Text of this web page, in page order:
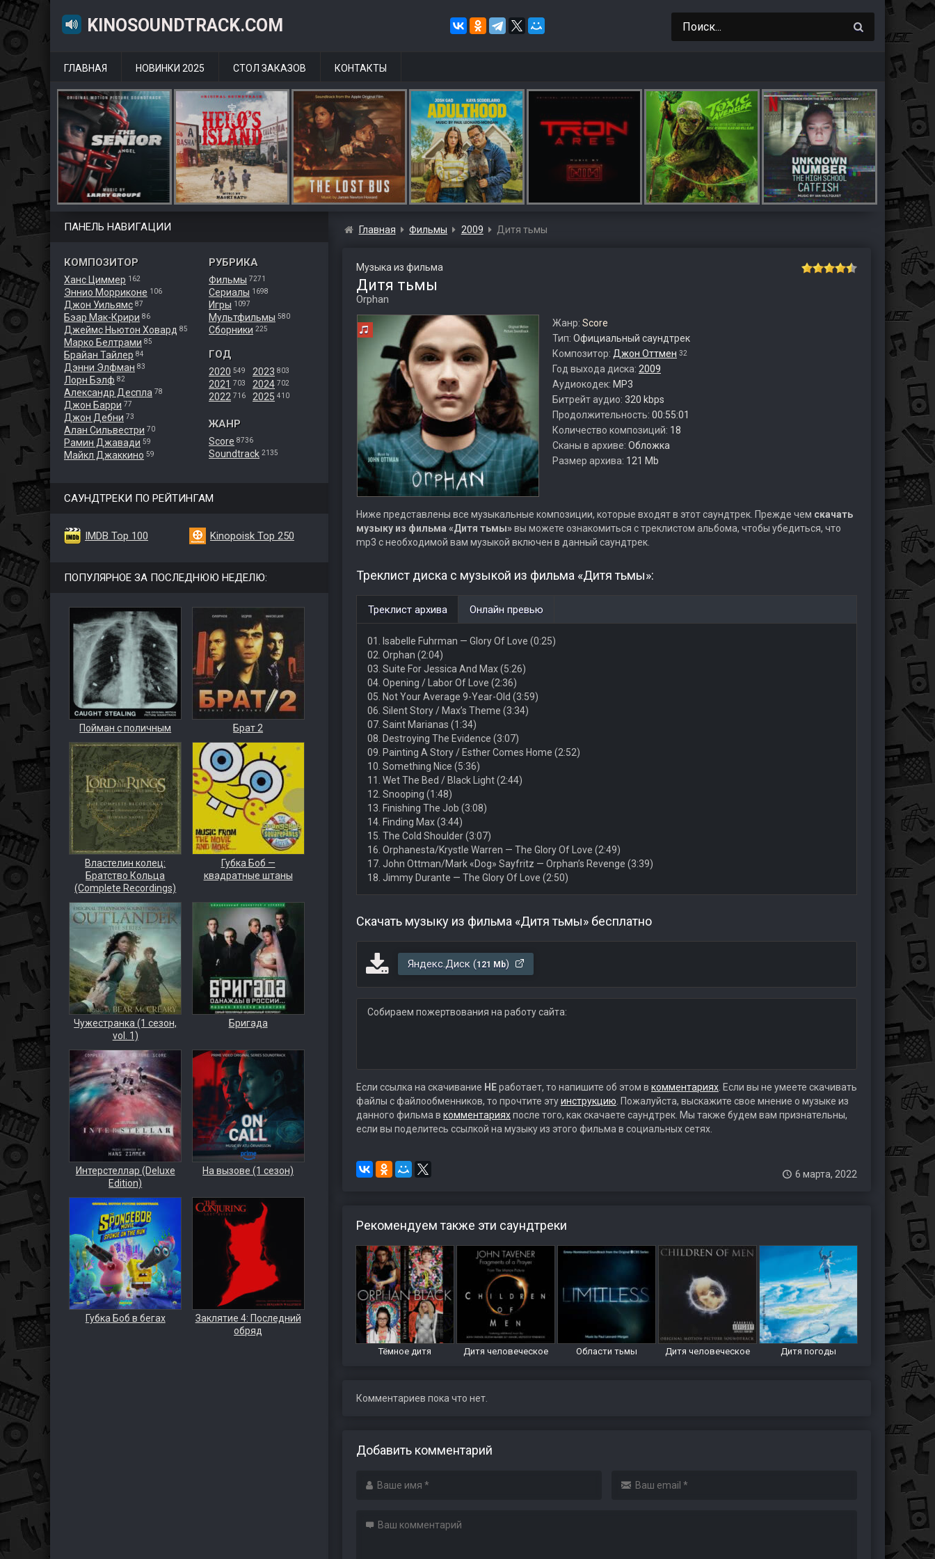
KINOSOUNDTRACK.COM
ГЛАВНАЯ НОВИНКИ 2025 СТОЛ ЗАКАЗОВ КОНТАКТЫ
ПАНЕЛЬ НАВИГАЦИИ
КОМПОЗИТОР
Ханс Циммер 162
Эннио Морриконе 106
Джон Уильямс 87
Бэар Мак-Крири 86
Джеймс Ньютон Ховард 85
Марко Белтрами 85
Брайан Тайлер 84
Дэнни Элфман 83
Лорн Бэлф 82
Александр Деспла 78
Джон Барри 77
Джон Дебни 73
Алан Сильвестри 70
Рамин Джавади 59
Майкл Джаккино 59
РУБРИКА
Фильмы 7271
Сериалы 1698
Игры 1097
Мультфильмы 580
Сборники 225
ГОД
2020 549
2021 703
2022 716
2023 803
2024 702
2025 410
ЖАНР
Score 8736
Soundtrack 2135
САУНДТРЕКИ ПО РЕЙТИНГАМ
IMDB Top 100 Kinopoisk Top 250
ПОПУЛЯРНОЕ ЗА ПОСЛЕДНЮЮ НЕДЕЛЮ:
Пойман с поличным Брат 2
Властелин колец:
Братство Кольца
(Complete Recordings)
Губка Боб —
квадратные штаны
Чужестранка (1 сезон,
vol. 1)
Бригада
Интерстеллар (Deluxe
Edition)
На вызове (1 сезон)
Губка Боб в бегах
Заклятие 4: Последний
обряд
Главная Фильмы 2009 Дитя тьмы
Музыка из фильма
Дитя тьмы
Orphan
Жанр: Score
Тип: Официальный саундтрек
Композитор: Джон Оттмен 32
Год выхода диска: 2009
Аудиокодек: MP3
Битрейт аудио: 320 kbps
Продолжительность: 00:55:01
Количество композиций: 18
Сканы в архиве: Обложка
Размер архива: 121 Mb
Ниже представлены все музыкальные композиции, которые входят в этот саундтрек. Прежде чем скачать
музыку из фильма «Дитя тьмы»вы можете ознакомиться с треклистом альбома, чтобы убедиться, что
mp3 с необходимой вам музыкой включен в данный саундтрек.
Треклист диска с музыкой из фильма «Дитя тьмы»:
Треклист архива Онлайн превью
01. Isabelle Fuhrman — Glory Of Love (0:25)
02. Orphan (2:04)
03. Suite For Jessica And Max (5:26)
04. Opening / Labor Of Love (2:36)
05. Not Your Average 9-Year-Old (3:59)
06. Silent Story / Max’s Theme (3:34)
07. Saint Marianas (1:34)
08. Destroying The Evidence (3:07)
09. Painting A Story / Esther Comes Home (2:52)
10. Something Nice (5:36)
11. Wet The Bed / Black Light (2:44)
12. Snooping (1:48)
13. Finishing The Job (3:08)
14. Finding Max (3:44)
15. The Cold Shoulder (3:07)
16. Orphanesta/Krystle Warren — The Glory Of Love (2:49)
17. John Ottman/Mark «Dog» Sayfritz — Orphan’s Revenge (3:39)
18. Jimmy Durante — The Glory Of Love (2:50)
Скачать музыку из фильма «Дитя тьмы» бесплатно
Яндекс.Диск (121 Mb)
Собираем пожертвования на работу сайта:
Если ссылка на скачивание НЕработает, то напишите об этом в комментариях. Если вы не умеете скачивать
файлы с файлообменников, то прочтите этуинструкцию . Пожалуйста, выскажите свое мнение о музыке из
данного фильма в комментарияхпосле того, как скачаете саундтрек. Мы также будем вам признательны,
если вы поделитесь ссылкой на музыку из этого фильма в социальных сетях.
6 марта, 2022
Рекомендуем также эти саундтреки
Тёмное дитя Дитя человеческое Области тьмы Дитя человеческое Дитя погоды
Комментариев пока что нет.
Добавить комментарий